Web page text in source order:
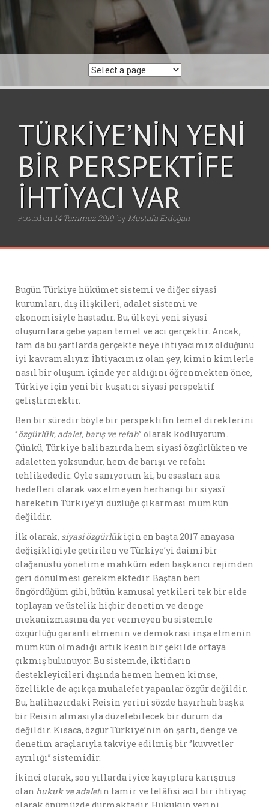
TÜRKİYE’NİN YENİ
BİR PERSPEKTİFE
İHTİYACI VAR
Posted on 14 Temmuz 2019 by Mustafa Erdoğan
Bugün Türkiye hükümet sistemi ve diğer siyasî
kurumları, dış ilişkileri, adalet sistemi ve
ekonomisiyle hastadır. Bu, ülkeyi yeni siyasî
oluşumlara gebe yapan temel ve acı gerçektir. Ancak,
tam da bu şartlarda gerçekte neye ihtiyacımız olduğunu
iyi kavramalıyız: İhtiyacımız olan şey, kimin kimlerle
nasıl bir oluşum içinde yer aldığını öğrenmekten önce,
Türkiye için yeni bir kuşatıcı siyasî perspektif
geliştirmektir.
Ben bir süredir böyle bir perspektifin temel direklerini
‘’özgürlük, adalet, barış ve refah’’ olarak kodluyorum.
Çünkü, Türkiye halihazırda hem siyasî özgürlükten ve
adaletten yoksundur, hem de barışı ve refahı
tehlikededir. Öyle sanıyorum ki, bu esasları ana
hedefleri olarak vaz etmeyen herhangi bir siyasî
hareketin Türkiye’yi düzlüğe çıkarması mümkün
değildir.
İlk olarak, siyasî özgürlükiçin en başta 2017 anayasa
değişikliğiyle getirilen ve Türkiye’yi daimî bir
olağanüstü yönetime mahkûm eden başkancı rejimden
geri dönülmesi gerekmektedir. Baştan beri
öngördüğüm gibi, bütün kamusal yetkileri tek bir elde
toplayan ve üstelik hiçbir denetim ve denge
mekanizmasına da yer vermeyen bu sistemle
özgürlüğü garanti etmenin ve demokrasi inşa etmenin
mümkün olmadığı artık kesin bir şekilde ortaya
çıkmış bulunuyor. Bu sistemde, iktidarın
destekleyicileri dışında hemen hemen kimse,
özellikle de açıkça muhalefet yapanlar özgür değildir.
Bu, halihazırdaki Reisin yerini sözde hayırhah başka
bir Reisin almasıyla düzelebilecek bir durum da
değildir. Kısaca, özgür Türkiye’nin ön şartı, denge ve
denetim araçlarıyla takviye edilmiş bir ‘’kuvvetler
ayrılığı’’ sistemidir.
İkinci olarak, son yıllarda iyice kayıplara karışmış
olan hukuk ve adaletin tamir ve telâfisi acil bir ihtiyaç